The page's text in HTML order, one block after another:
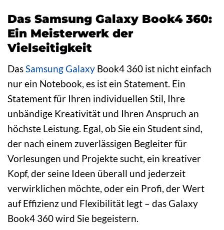
Das Samsung Galaxy Book4 360:
Ein Meisterwerk der
Vielseitigkeit
DasSamsung Galaxy Book4 360 ist nicht einfach
nur ein Notebook, es ist ein Statement. Ein
Statement für Ihren individuellen Stil, Ihre
unbändige Kreativität und Ihren Anspruch an
höchste Leistung. Egal, ob Sie ein Student sind,
der nach einem zuverlässigen Begleiter für
Vorlesungen und Projekte sucht, ein kreativer
Kopf, der seine Ideen überall und jederzeit
verwirklichen möchte, oder ein Profi, der Wert
auf Effizienz und Flexibilität legt – das Galaxy
Book4 360 wird Sie begeistern.